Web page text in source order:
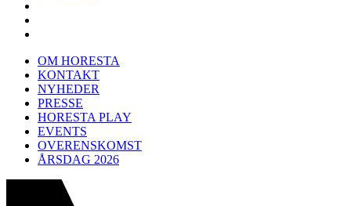
OM HORESTA
KONTAKT
NYHEDER
PRESSE
HORESTA PLAY
EVENTS
OVERENSKOMST
ÅRSDAG 2026